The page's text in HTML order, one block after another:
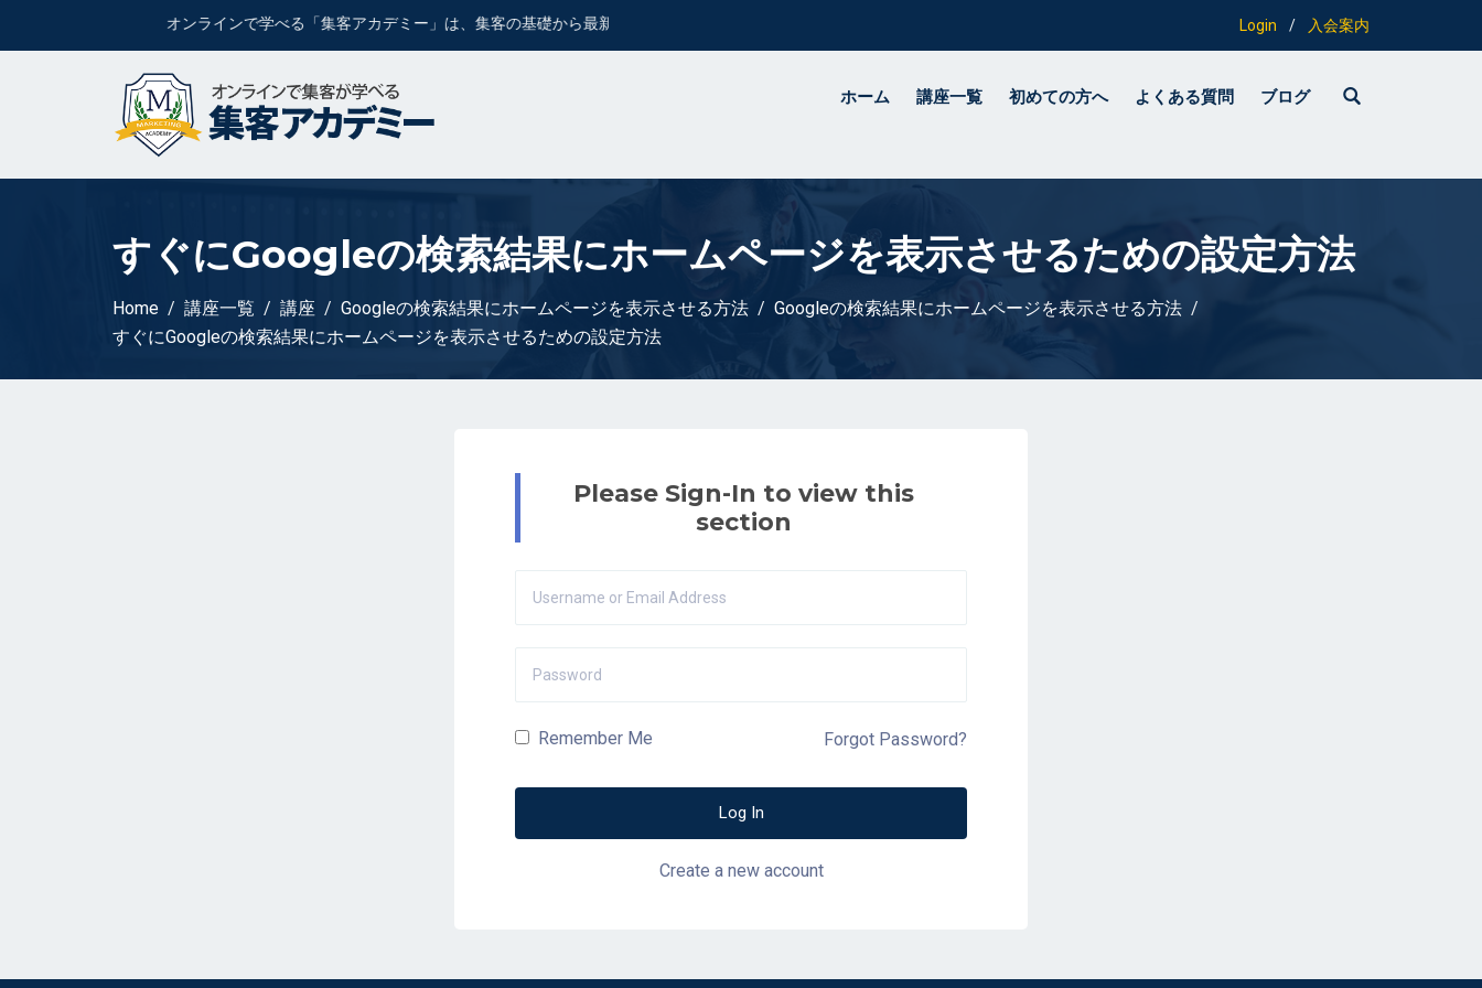
オンラインで学べる「集客アカデミー」は、集客の基礎から最新の集客方法まで、自宅で学ぶことができます！ Login / 入会案内
ホーム 講座一覧 初めての方へ よくある質問 ブログ
すぐにGoogleの検索結果にホームページを表示させるための設定方法
Home 講座一覧 講座 Googleの検索結果にホームページを表示させる方法
Googleの検索結果にホームページを表示させる方法
すぐにGoogleの検索結果にホームページを表示させるための設定方法
Please Sign-In to view this
section
Remember Me Forgot Password?
Create a new account